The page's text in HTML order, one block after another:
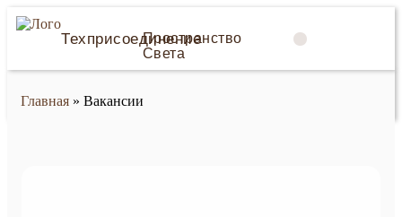
Техприсоединение
Пространство
Света
Главная » Вакансии